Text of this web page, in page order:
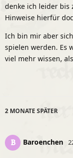
denke ich leider bis
Hinweise hierfür
Ich bin mir aber
spielen werden. Es
viel mehr wissen,
2 MONATE SPÄTER
B Baroenchen